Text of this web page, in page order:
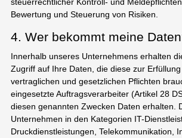
Bewertung und Steuerung von Risiken.
4. Wer bekommt meine
Innerhalb unseres Unternehmens erhalten
Zugriff auf Ihre Daten, die diese zur
vertraglichen und gesetzlichen Pflichten
eingesetzte Auftragsverarbeiter (Artikel 28
diesen genannten Zwecken Daten erhalten.
Unternehmen in den Kategorien IT-
Druckdienstleistungen, Telekommunikation,